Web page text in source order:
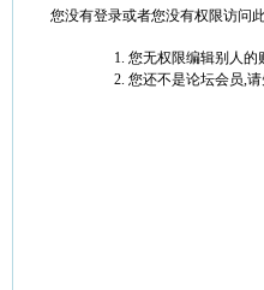
您没有登录或者您没有权限访问
您无权限编辑别人的
您还不是论坛会员,